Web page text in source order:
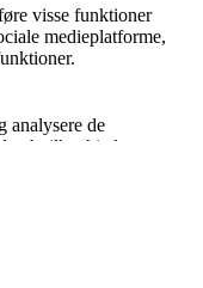
visse funktioner
medieplatforme,
analysere de
hvilket hjælper